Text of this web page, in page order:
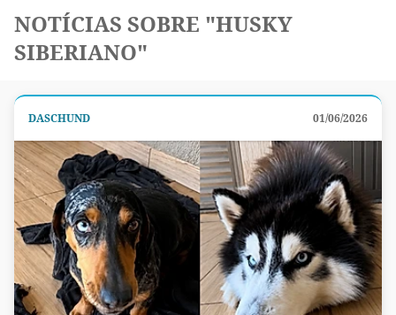
NOTÍCIAS SOBRE "HUSKY
SIBERIANO"
DASCHUND 01/06/2026